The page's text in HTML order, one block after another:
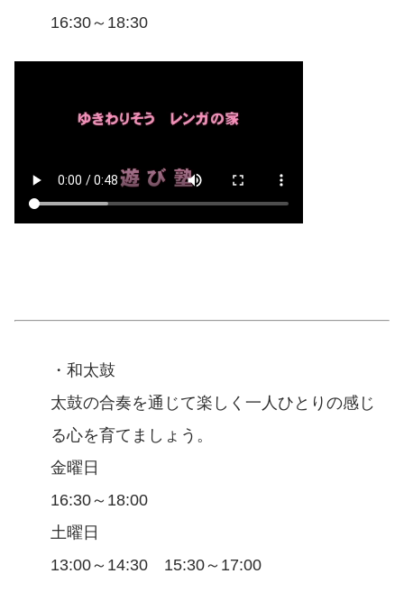
16:30～18:30
・和太鼓
太鼓の合奏を通じて楽しく一人ひとりの感じ
る心を育てましょう。
金曜日
16:30～18:00
土曜日
13:00～14:30 15:30～17:00